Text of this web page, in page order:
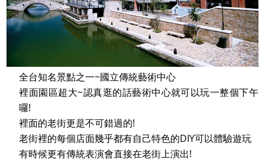
全台知名景點之一~國立傳統藝術中心
裡面園區超大~認真逛的話藝術中心就可以玩一整個下午
囉!
裡面的老街更是不可錯過的!
老街裡的每個店面幾乎都有自己特色的DIY可以體驗遊玩
有時候更有傳統表演會直接在老街上演出!